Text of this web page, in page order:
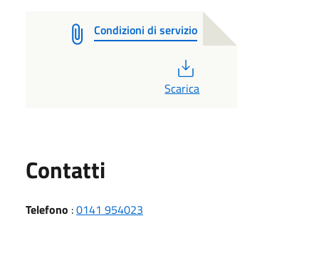
Condizioni di servizio
Scarica
Contatti
Telefono :0141 954023